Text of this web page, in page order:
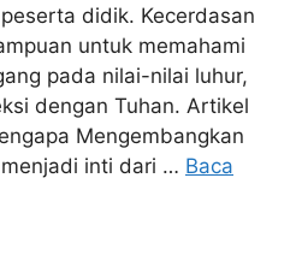
didik. Kecerdasan
untuk memahami
pada nilai-nilai luhur,
dengan Tuhan. Artikel
Mengembangkan
inti dari … Baca